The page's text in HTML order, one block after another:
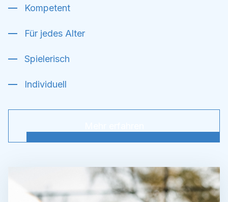
Kompetent
Für jedes Alter
Spielerisch
Individuell